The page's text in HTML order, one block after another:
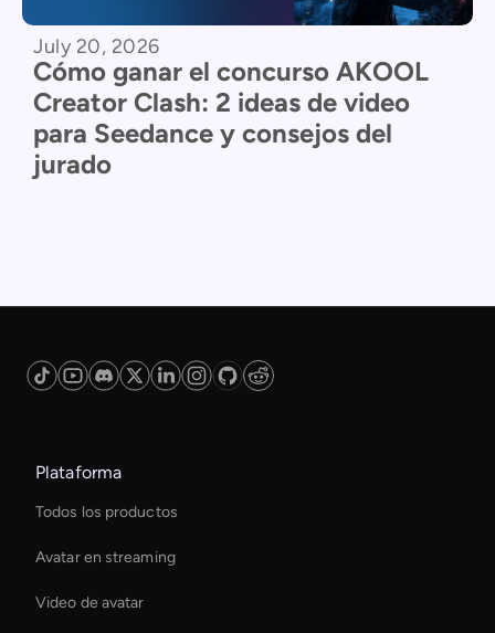
July 20, 2026
Cómo ganar el concurso AKOOL
Creator Clash: 2 ideas de video
para Seedance y consejos del
jurado
Plataforma
Todos los productos
Avatar en streaming
Video de avatar